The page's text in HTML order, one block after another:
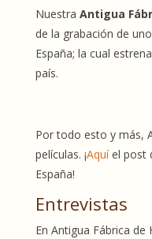
Nuestra Antigua
de la grabación de
España; la cual
país.
Por todo esto y más,
películas. ¡Aquíel post
España!
Entrevistas
En Antigua Fábrica